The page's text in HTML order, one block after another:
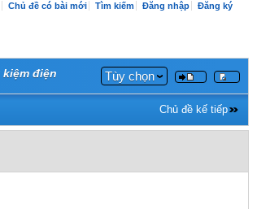
Chủ đề có bài mới Tìm kiếm Đăng nhập Đăng ký
điện Tùy chọn
Chủ đề kế tiếp